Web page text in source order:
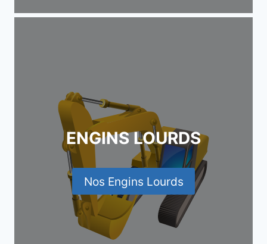
ENGINS LOURDS
Nos Engins Lourds